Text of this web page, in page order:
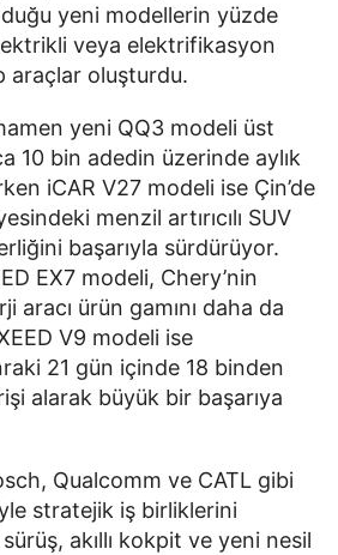
yeni modellerin yüzde
veya elektrifikasyon
araçlar oluşturdu.
yeni QQ3 modeli üst
10 bin adedin üzerinde aylık
iCAR V27 modeli ise Çin’de
menzil artırıcılı SUV
başarıyla sürdürüyor.
EX7 modeli, Chery’nin
aracı ürün gamını daha da
V9 modeli ise
21 gün içinde 18 binden
alarak büyük bir başarıya
Qualcomm ve CATL gibi
stratejik iş birliklerini
akıllı kokpit ve yeni nesil